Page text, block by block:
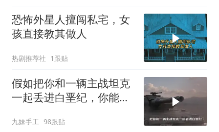
恐怖外星人擅闯私宅，女
孩直接教其做人
热剧推荐社 1跟贴
假如把你和一辆主战坦克
一起丢进白垩纪，你能统
九妹手工 98跟贴